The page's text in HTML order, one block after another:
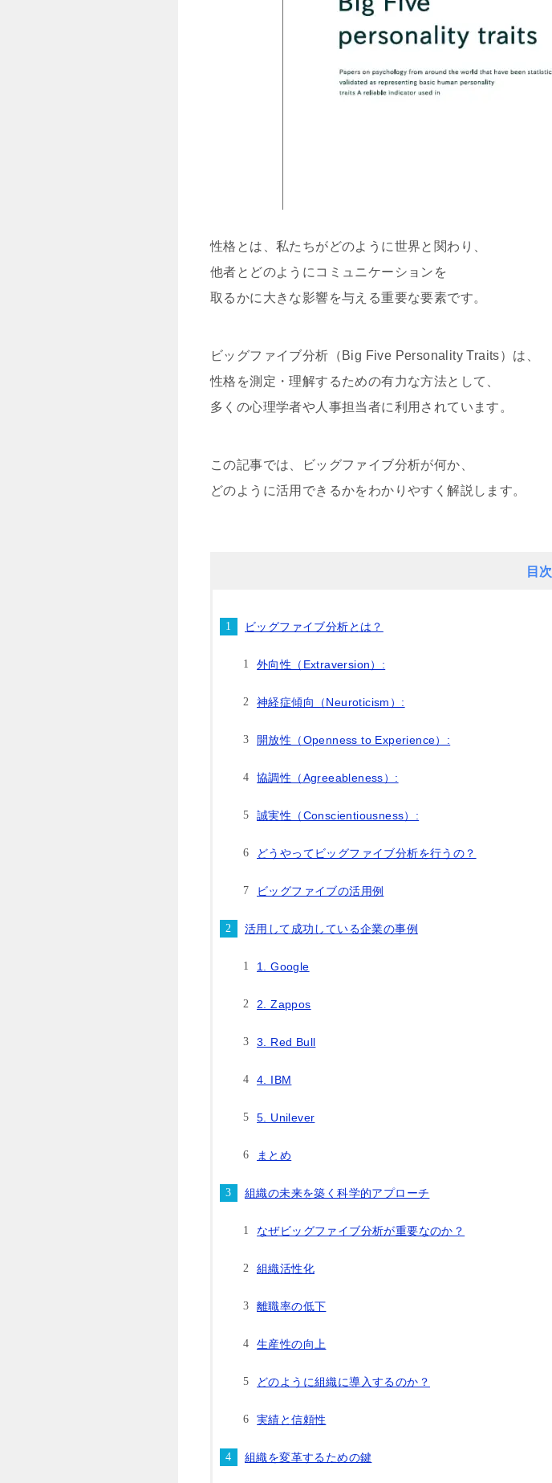
性格とは、私たちがどのように世界と関わり、
他者とどのようにコミュニケーションを
取るかに大きな影響を与える重要な要素です。
ビッグファイブ分析（Big Five Personality Traits）は、
性格を測定・理解するための有力な方法として、
多くの心理学者や人事担当者に利用されています。
この記事では、ビッグファイブ分析が何か、
どのように活用できるかをわかりやすく解説します。
目次
ビッグファイブ分析とは？
外向性（Extraversion）:
神経症傾向（Neuroticism）:
開放性（Openness to Experience）:
協調性（Agreeableness）:
誠実性（Conscientiousness）:
どうやってビッグファイブ分析を行うの？
ビッグファイブの活用例
活用して成功している企業の事例
1. Google
2. Zappos
3. Red Bull
4. IBM
5. Unilever
まとめ
組織の未来を築く科学的アプローチ
なぜビッグファイブ分析が重要なのか？
組織活性化
離職率の低下
生産性の向上
どのように組織に導入するのか？
実績と信頼性
組織を変革するための鍵